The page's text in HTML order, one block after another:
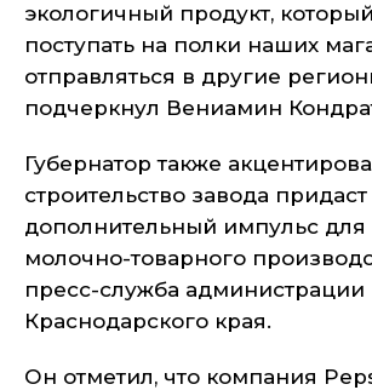
экологичный продукт,
поступать на полки наших
отправляться в другие
подчеркнул Вениамин
Губернатор также
строительство завода придаст
дополнительный импульс для
молочно-товарного
пресс-служба администрации
Краснодарского края.
Он отметил, что компания